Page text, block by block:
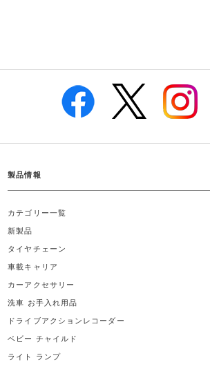
製品情報
カテゴリー一覧
新製品
タイヤチェーン
車載キャリア
カーアクセサリー
洗車 お手入れ用品
ドライブアクションレコーダー
ベビー チャイルド
ライト ランプ